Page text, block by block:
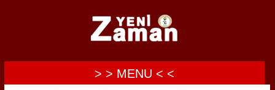
> > MENU < <